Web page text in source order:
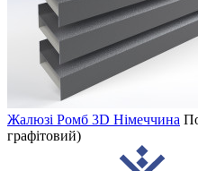
Жалюзі Ромб 3D Німеччина
графітовий)